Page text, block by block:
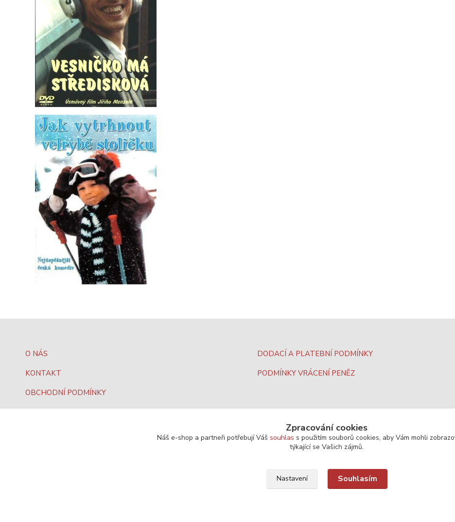
O NÁS
KONTAKT
OBCHODNÍ PODMÍNKY
DODACÍ A PLATEBNÍ PODMÍNKY
PODMÍNKY VRÁCENÍ PENĚZ
Zpracování cookies
Náš e-shop a partneři potřebují Váš souhlas s použitím souborů cookies, aby Vám mohli
týkající se Vašich zájmů.
Nastavení Souhlasím